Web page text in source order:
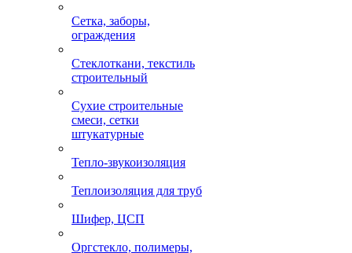
Сетка, заборы,
ограждения
Стеклоткани, текстиль
строительный
Сухие строительные
смеси, сетки
штукатурные
Тепло-звукоизоляция
Теплоизоляция для труб
Шифер, ЦСП
Оргстекло, полимеры,